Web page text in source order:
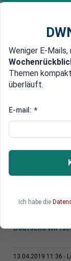
Newsticker
Edelmetalle
Banken stellen sich
fehlen
Die kleinen
Deutsche
13.04.2019 11:36
Weniger E-
Themen
überläuft.
E-mail: *
Ich habe die